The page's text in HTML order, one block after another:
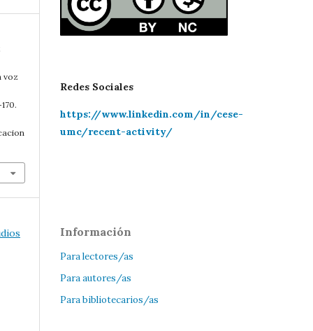
voz
Redes Sociales
https://www.linkedin.com/in/cese-
umc/recent-activity/
Información
Para lectores/as
Para autores/as
Para bibliotecarios/as